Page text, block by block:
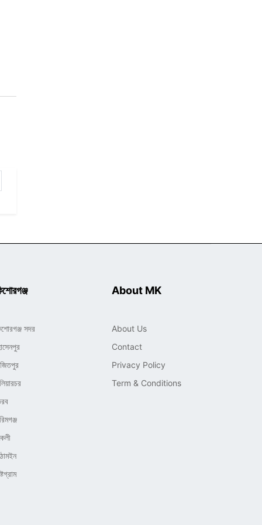
সদর
About MK
About Us
Contact
Privacy Policy
Term & Conditions